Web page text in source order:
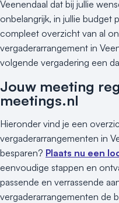
Veenendaal dat bij jullie
onbelangrijk, in jullie budget
compleet overzicht van al
vergaderarrangement in
volgende vergadering een
Jouw meeting
meetings.nl
Hieronder vind je een
vergaderarrangementen in
besparen? Plaats nu een
eenvoudige stappen en
passende en verrassende
vergaderarrangementen de